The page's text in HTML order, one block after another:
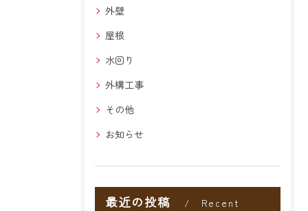
外壁
屋根
水回り
外構工事
その他
お知らせ
最近の投稿
Recent